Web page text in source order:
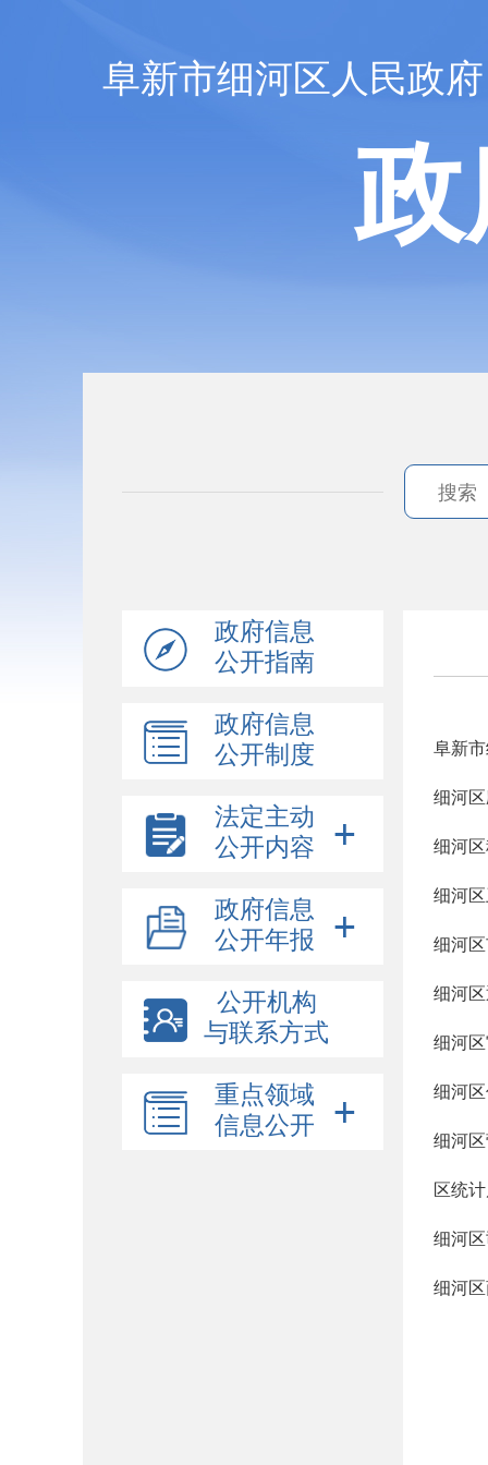
阜新市细河区人民政府
政府信息
公开指南
政府信息
公开制度
法定主动
公开内容
政府信息
公开年报
公开机构
与联系方式
重点领域
信息公开
阜新
细河
细河
细河
细河
细河
细河
细河
细河
区统
细河
细河